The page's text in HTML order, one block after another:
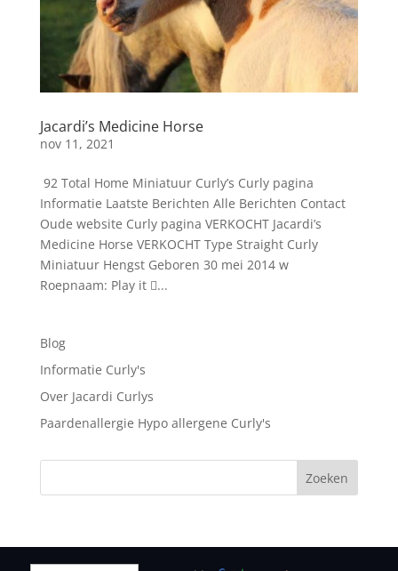
Jacardi’s Medicine Horse
nov 11, 2021
92 Total Home Miniatuur Curly’s Curly pagina
Informatie Laatste Berichten Alle Berichten Contact
Oude website Curly pagina VERKOCHT Jacardi’s
Medicine Horse VERKOCHT Type Straight Curly
Miniatuur Hengst Geboren 30 mei 2014 w
Roepnaam: Play it ...
Blog
Informatie Curly's
Over Jacardi Curlys
Paardenallergie Hypo allergene Curly's
Zoeken